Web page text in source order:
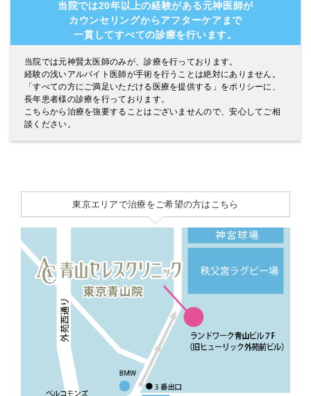
当院では20年以上の経験がある元神医師が
カウンセリングからアフターケアまで
一貫してすべての診療を行います。
当院では元神賢太医師のみが、診療を行っております。
経験の浅いアルバイト医師が手術を行うことは絶対にありません。
「すべての方にご満足いただける医療を提供する」をポリシーに、
長年患者様の診療を行っております。
こちらから治療を強要することはございませんので、安心してご相
談ください。
東京エリアで治療をご希望の方はこちら